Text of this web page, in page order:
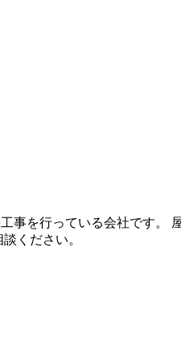
を行っている会社です。
ください。